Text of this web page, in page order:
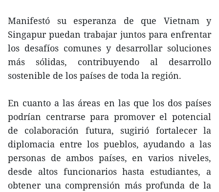
Manifestó su esperanza de que Vietnam y
Singapur puedan trabajar juntos para enfrentar
los desafíos comunes y desarrollar soluciones
más sólidas, contribuyendo al desarrollo
sostenible de los países de toda la región.
En cuanto a las áreas en las que los dos países
podrían centrarse para promover el potencial
de colaboración futura, sugirió fortalecer la
diplomacia entre los pueblos, ayudando a las
personas de ambos países, en varios niveles,
desde altos funcionarios hasta estudiantes, a
obtener una comprensión más profunda de la